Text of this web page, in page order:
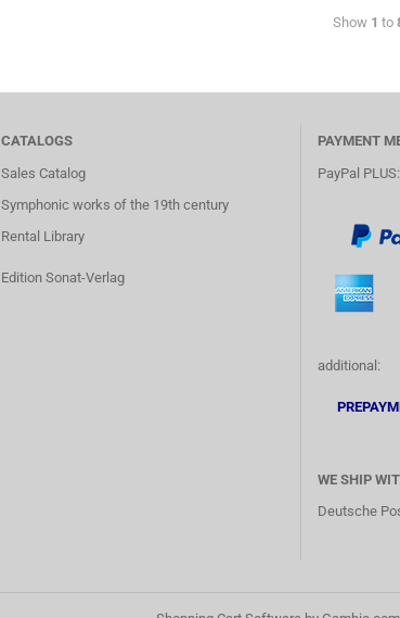
Show 1 to
CATALOGS
Sales Catalog
Symphonic works of the 19th century
Rental Library
Edition Sonat-Verlag
PAYMENT
PayPal PLUS:
additional:
WE SHIP
Deutsche